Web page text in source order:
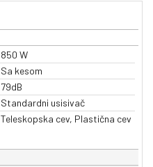
850 W
Sa kesom
79dB
Standardni usisivač
Teleskopska cev, Plastična cev